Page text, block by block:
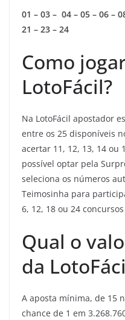
01 – 03 – 04 – 05 – 06 –
21 – 23 – 24
Como
LotoFácil?
Na LotoFácil apostador
entre os 25 disponíveis
acertar 11, 12, 13, 14 ou
possível optar pela
seleciona os números
Teimosinha para
6, 12, 18 ou 24
Qual o
da
A aposta mínima, de 15
chance de 1 em